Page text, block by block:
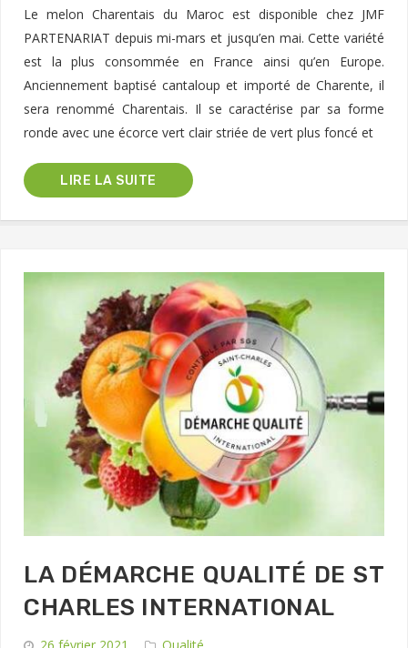
Le melon Charentais du Maroc est disponible chez JMF
PARTENARIAT depuis mi-mars et jusqu’en mai. Cette variété
est la plus consommée en France ainsi qu’en Europe.
Anciennement baptisé cantaloup et importé de Charente, il
sera renommé Charentais. Il se caractérise par sa forme
ronde avec une écorce vert clair striée de vert plus foncé et
LIRE LA SUITE
LA DÉMARCHE QUALITÉ DE ST
CHARLES INTERNATIONAL